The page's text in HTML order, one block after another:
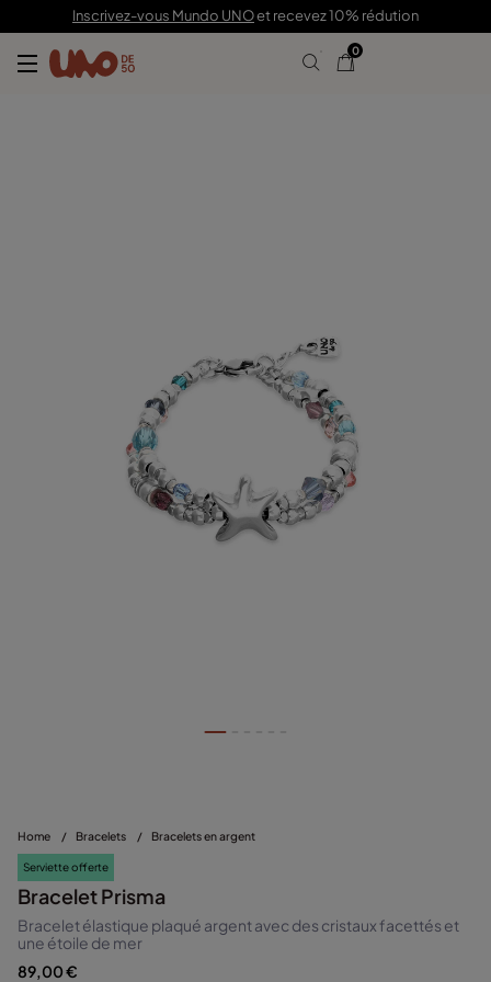
Inscrivez-vous Mundo UNOet recevez 10% rédution
0
Home / Bracelets / Bracelets en argent
Serviette offerte
Bracelet Prisma
Bracelet élastique plaqué argent avec des cristaux facettés et
une étoile de mer
89,00 €